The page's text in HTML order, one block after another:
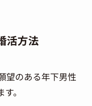
活方法
望のある年下男性
。